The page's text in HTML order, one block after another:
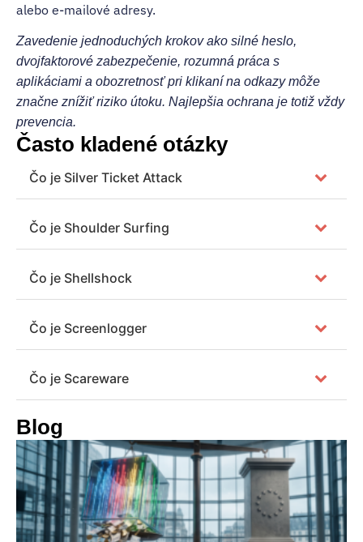
alebo e-mailové adresy.
Zavedenie jednoduchých krokov ako silné heslo,
dvojfaktorové zabezpečenie, rozumná práca s
aplikáciami a obozretnosť pri klikaní na odkazy môže
značne znížiť riziko útoku. Najlepšia ochrana je totiž vždy
prevencia.
Často kladené otázky
Čo je Silver Ticket Attack
Čo je Shoulder Surfing
Čo je Shellshock
Čo je Screenlogger
Čo je Scareware
Blog